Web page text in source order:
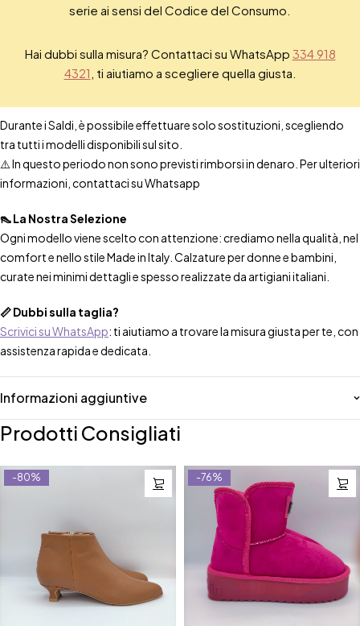
serie ai sensi del Codice del Consumo.
Hai dubbi sulla misura? Contattaci su WhatsApp 334 918
4321 , ti aiutiamo a scegliere quella giusta.
Durante i Saldi, è possibile effettuare solo sostituzioni, scegliendo
tra tutti i modelli disponibili sul sito.
⚠️ In questo periodo non sono previsti rimborsi in denaro. Per ulteriori
informazioni, contattaci su Whatsapp
👠 La Nostra Selezione
Ogni modello viene scelto con attenzione: crediamo nella qualità, nel
comfort e nello stile Made in Italy. Calzature per donne e bambini,
curate nei minimi dettagli e spesso realizzate da artigiani italiani.
📏 Dubbi sulla taglia?
Scrivici su WhatsApp: ti aiutiamo a trovare la misura giusta per te, con
assistenza rapida e dedicata.
Informazioni aggiuntive
Prodotti Consigliati
-80% -76%